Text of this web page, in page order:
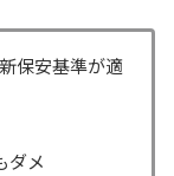
保安基準が適
ダメ